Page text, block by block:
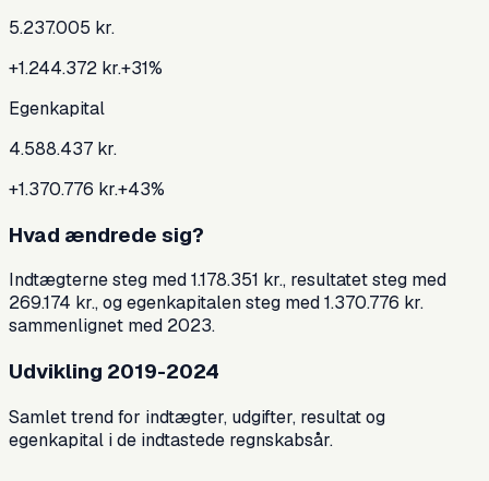
5.237.005 kr.
+1.244.372 kr.+31%
Egenkapital
4.588.437 kr.
+1.370.776 kr.+43%
Hvad ændrede sig?
Indtægterne steg med 1.178.351 kr., resultatet steg med
269.174 kr., og egenkapitalen steg med 1.370.776 kr.
sammenlignet med 2023.
Udvikling 2019-2024
Samlet trend for indtægter, udgifter, resultat og
egenkapital i de indtastede regnskabsår.